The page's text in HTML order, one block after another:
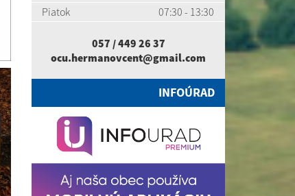
Piatok
07:30 - 13:30
057 / 449 26 37
ocu.hermanovcent@gmail.com
INFOÚRAD